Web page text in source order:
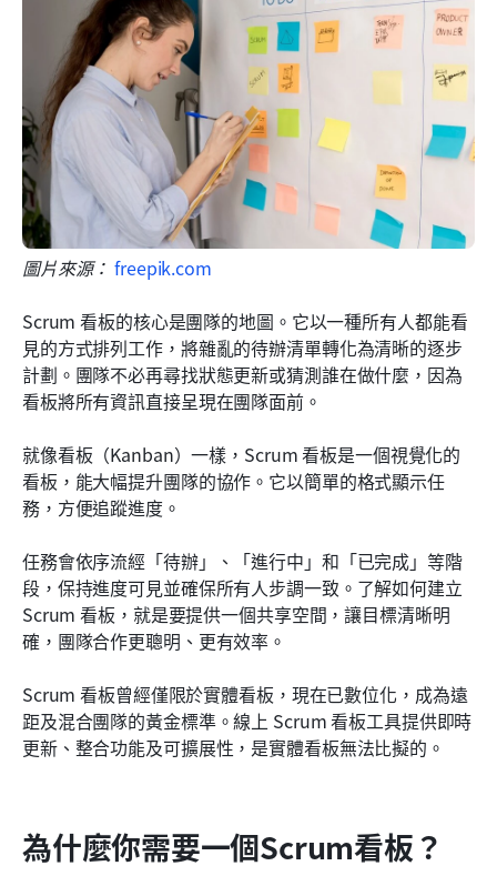
圖片來源： freepik.com
Scrum 看板的核心是團隊的地圖。它以一種所有人都能看
見的方式排列工作，將雜亂的待辦清單轉化為清晰的逐步
計劃。團隊不必再尋找狀態更新或猜測誰在做什麼，因為
看板將所有資訊直接呈現在團隊面前。
就像看板（Kanban）一樣，Scrum 看板是一個視覺化的
看板，能大幅提升團隊的協作。它以簡單的格式顯示任
務，方便追蹤進度。
任務會依序流經「待辦」、「進行中」和「已完成」等階
段，保持進度可見並確保所有人步調一致。了解如何建立
Scrum 看板，就是要提供一個共享空間，讓目標清晰明
確，團隊合作更聰明、更有效率。
Scrum 看板曾經僅限於實體看板，現在已數位化，成為遠
距及混合團隊的黃金標準。線上 Scrum 看板工具提供即時
更新、整合功能及可擴展性，是實體看板無法比擬的。
為什麼你需要一個Scrum看板？